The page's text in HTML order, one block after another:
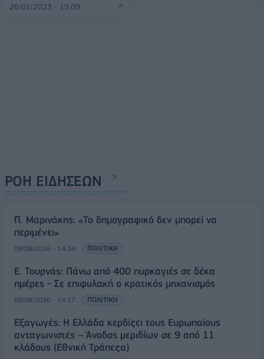
26/01/2023 - 19:09
ΡΟΗ ΕΙΔΗΣΕΩΝ
Π. Μαρινάκης: «Το δημογραφικό δεν μπορεί να
περιμένει»
09/08/2026 - 14:34 ΠΟΛΙΤΙΚΗ
Ε. Τουρνάς: Πάνω από 400 πυρκαγιές σε δέκα
ημέρες - Σε επιφυλακή ο κρατικός μηχανισμός
09/08/2026 - 14:17 ΠΟΛΙΤΙΚΗ
Εξαγωγές: Η Ελλάδα κερδίζει τους Ευρωπαίους
ανταγωνιστές – Άνοδος μεριδίων σε 9 από 11
κλάδους (Εθνική Τράπεζα)